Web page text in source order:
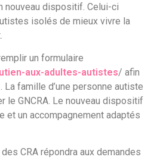
nouveau dispositif. Celui-ci
isolés de mieux vivre la
un formulaire
aux-adultes-autistes/ afin
famille d’une personne autiste
le GNCRA. Le nouveau dispositif
et un accompagnement adaptés
CRA répondra aux demandes